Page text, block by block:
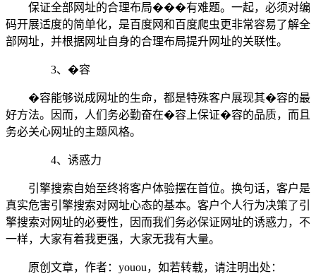
保证全部网址的合理布局���有难题。一起，必须对编
码开展适度的简单化，是百度网和百度爬虫更非常容易了解全
部网址，并根据网址自身的合理布局提升网址的关联性。
3、�容
�容能够说成网址的生命，都是特殊客户展现其�容的最
好方法。因而，人们务必勤奋在�容上保证�容的品质，而且
务必关心网址的主题风格。
4、诱惑力
引擎搜索自始至终将客户体验摆在首位。换句话，客户是
真实危害引擎搜索对网址心态的基本。客户个人行为决策了引
擎搜索对网址的必要性，因而我们务必保证网址的诱惑力，不
一样，大家有着我更强，大家无我有大量。
原创文章，作者：youou，如若转载，请注明出处：